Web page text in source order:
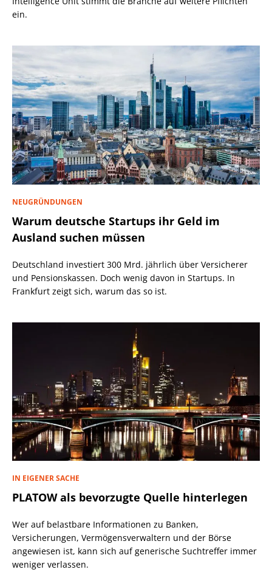
ein.
NEUGRÜNDUNGEN
Warum deutsche Startups ihr Geld im
Ausland suchen müssen
Deutschland investiert 300 Mrd. jährlich über Versicherer
und Pensionskassen. Doch wenig davon in Startups. In
Frankfurt zeigt sich, warum das so ist.
IN EIGENER SACHE
PLATOW als bevorzugte Quelle hinterlegen
Wer auf belastbare Informationen zu Banken,
Versicherungen, Vermögensverwaltern und der Börse
angewiesen ist, kann sich auf generische Suchtreffer immer
weniger verlassen.